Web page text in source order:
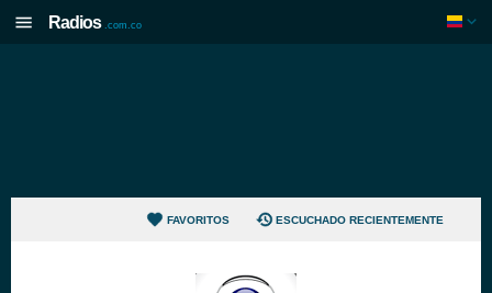
Radios .com.co
FAVORITOS ESCUCHADO RECIENTEMENTE